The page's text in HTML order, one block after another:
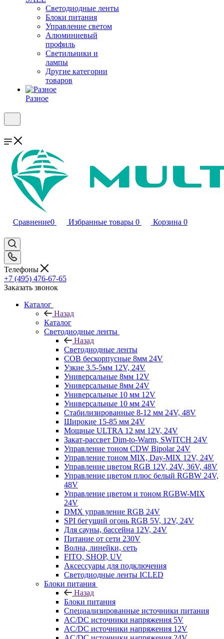
Светодиодные ленты
Блоки питания
Управление светом
Алюминиевый
профиль
Светильники и
лампы
Другие категории
товаров
Разное
Сравнение0 Избранные товары 0 Корзина 0
Телефоны
+7 (495) 476-67-65
Заказать звонок
Каталог
Назад
Каталог
Светодиодные ленты
Назад
Светодиодные ленты
COB бескорпусные 8мм 24V
Узкие 3.5-5мм 12V, 24V
Универсальные 8мм 12V
Универсальные 8мм 24V
Универсальные 10 мм 12V
Универсальные 10 мм 24V
Стабилизированные 8-12 мм 24V, 48V
Широкие 15-85 мм 24V
Мощные ULTRA 12 мм 12V, 24V
Закат-рассвет Dim-to-Warm, SWITCH 24V
Управление тоном CDW Bipolar 24V
Управление тоном MIX, Day-MIX 12V, 24V
Управление цветом RGB 12V, 24V, 36V, 48V
Управление цветом плюс белый RGBW 24V,
48V
Управление цветом и тоном RGBW-MIX
24V
DMX управление RGB 24V
SPI бегущий огонь RGB 5V, 12V, 24V
Для сауны, бассейна 12V, 24V
Питание от сети 230V
Волна, линейки, сеть
FITO, SHOP, UV
Аксессуары для подключения
Светодиодные ленты ICLED
Блоки питания
Назад
Блоки питания
Специализированные источники питания
AC/DC источники напряжения 5V
AC/DC источники напряжения 12V